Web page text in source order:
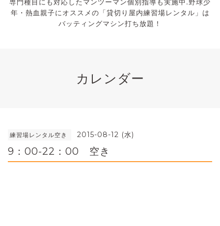
年・熱血親子にオススメの「貸切り屋内練習場レンタル」は
バッティングマシン打ち放題！
カレンダー
練習場レンタル空き 2015-08-12 (水)
9：00-22：00 空き